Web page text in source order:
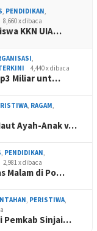
, PENDIDIKAN,
8,660 x dibaca
KKN UIA…
,
4,440 x dibaca
Miliar unt…
, RAGAM,
Ayah-Anak v…
, PENDIDIKAN,
2,981 x dibaca
Malam di Po…
, PERISTIWA,
Pemkab Sinjai…